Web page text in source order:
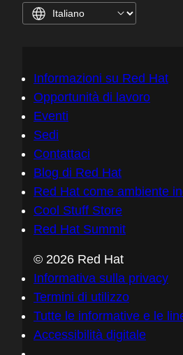
Informazioni su Red Hat
Opportunità di lavoro
Eventi
Sedi
Contattaci
Blog di Red Hat
Red Hat come ambiente
Cool Stuff Store
Red Hat Summit
© 2026 Red Hat
Informativa sulla privacy
Termini di utilizzo
Tutte le informative e le
Accessibilità digitale